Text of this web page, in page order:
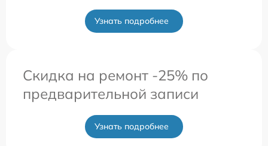
Узнать подробнее
Скидка на ремонт -25% по
предварительной записи
Узнать подробнее